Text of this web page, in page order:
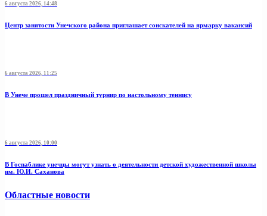
6 августа 2026, 14:48
Центр занятости Унечского района приглашает соискателей на ярмарку вакансий
6 августа 2026, 11:25
В Унече прошел праздничный турнир по настольному теннису
6 августа 2026, 10:00
В Госпаблике унечцы могут узнать о деятельности детской художественной школы
им. Ю.И. Саханова
Областные новости